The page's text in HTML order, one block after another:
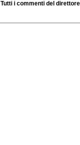
Tutti i commenti del direttore